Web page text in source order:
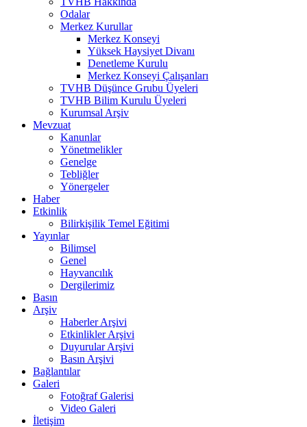
Odalar
Merkez Kurullar
Merkez Konseyi
Yüksek Haysiyet Divanı
Denetleme Kurulu
Merkez Konseyi Çalışanları
TVHB Düşünce Grubu Üyeleri
TVHB Bilim Kurulu Üyeleri
Kurumsal Arşiv
Mevzuat
Kanunlar
Yönetmelikler
Genelge
Tebliğler
Yönergeler
Haber
Etkinlik
Bilirkişilik Temel Eğitimi
Yayınlar
Bilimsel
Genel
Hayvancılık
Dergilerimiz
Basın
Arşiv
Haberler Arşivi
Etkinlikler Arşivi
Duyurular Arşivi
Basın Arşivi
Bağlantılar
Galeri
Fotoğraf Galerisi
Video Galeri
İletişim